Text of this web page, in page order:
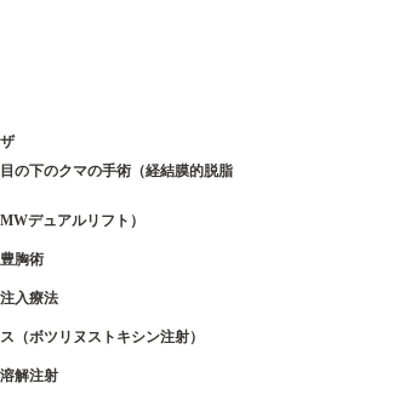
の下のクマの手術（経結膜的脱脂
デュアルリフト）
胸術
入療法
（ボツリヌストキシン注射）
解注射